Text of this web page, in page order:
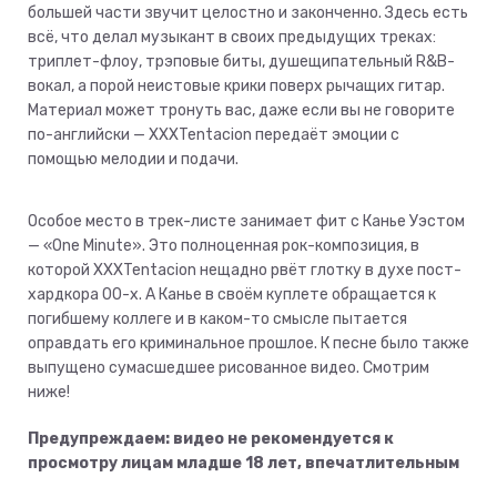
большей части звучит целостно и законченно. Здесь есть
всё, что делал музыкант в своих предыдущих треках:
триплет-флоу, трэповые биты, душещипательный R&B-
вокал, а порой неистовые крики поверх рычащих гитар.
Материал может тронуть вас, даже если вы не говорите
по-английски — XXXTentacion передаёт эмоции с
помощью мелодии и подачи.
Особое место в трек-листе занимает фит с Канье Уэстом
— «One Minute». Это полноценная рок-композиция, в
которой XXXTentacion нещадно рвёт глотку в духе пост-
хардкора 00-х. А Канье в своём куплете обращается к
погибшему коллеге и в каком-то смысле пытается
оправдать его криминальное прошлое. К песне было также
выпущено сумасшедшее рисованное видео. Смотрим
ниже!
Предупреждаем: видео не рекомендуется к
просмотру лицам младше 18 лет, впечатлительным